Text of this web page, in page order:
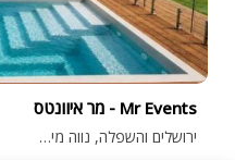
Mr Events - מר איוונטס
ירושלים והשפלה, נווה מיכאל